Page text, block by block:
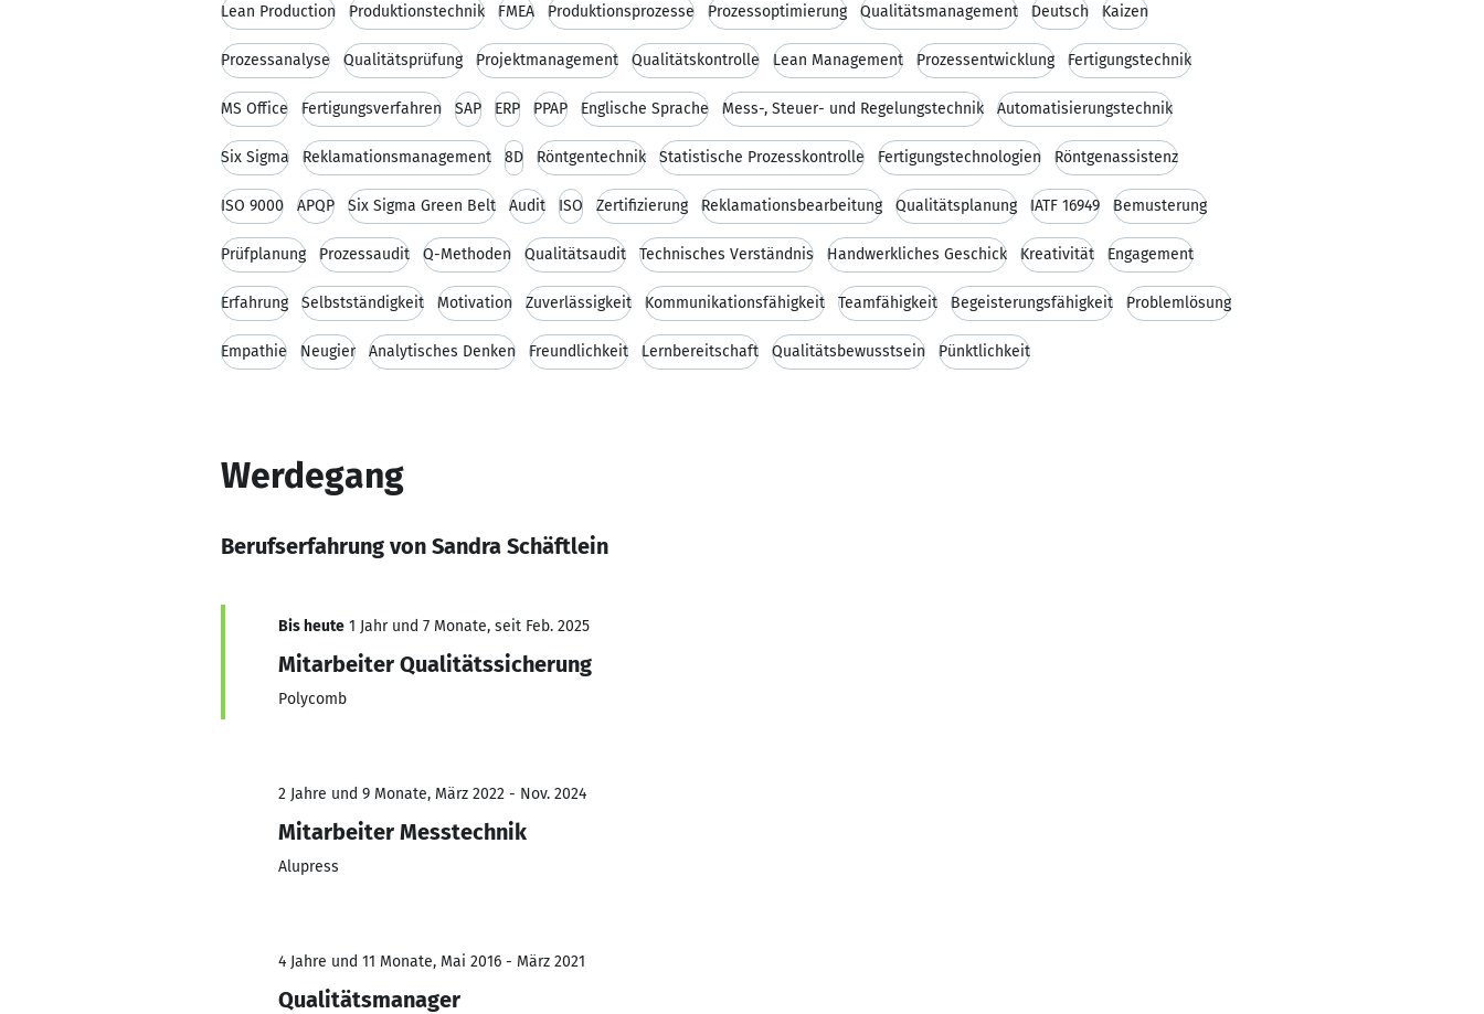
Lean Production Produktionstechnik FMEA Produktionsprozesse Prozessoptimierung Qualitätsmanagement Deutsch Kaizen
Prozessanalyse Qualitätsprüfung Projektmanagement Qualitätskontrolle Lean Management Prozessentwicklung Fertigungstechnik
MS Office Fertigungsverfahren SAP ERP PPAP Englische Sprache Mess-, Steuer- und Regelungstechnik Automatisierungstechnik
Six Sigma Reklamationsmanagement 8D Röntgentechnik Statistische Prozesskontrolle Fertigungstechnologien Röntgenassistenz
ISO 9000 APQP Six Sigma Green Belt Audit ISO Zertifizierung Reklamationsbearbeitung Qualitätsplanung IATF 16949 Bemusterung
Prüfplanung Prozessaudit Q-Methoden Qualitätsaudit Technisches Verständnis Handwerkliches Geschick Kreativität Engagement
Erfahrung Selbstständigkeit Motivation Zuverlässigkeit Kommunikationsfähigkeit Teamfähigkeit Begeisterungsfähigkeit Problemlösung
Empathie Neugier Analytisches Denken Freundlichkeit Lernbereitschaft Qualitätsbewusstsein Pünktlichkeit
Werdegang
Berufserfahrung von Sandra Schäftlein
Bis heute 1 Jahr und 7 Monate, seit Feb. 2025
Mitarbeiter Qualitätssicherung
Polycomb
2 Jahre und 9 Monate, März 2022 - Nov. 2024
Mitarbeiter Messtechnik
Alupress
4 Jahre und 11 Monate, Mai 2016 - März 2021
Qualitätsmanager